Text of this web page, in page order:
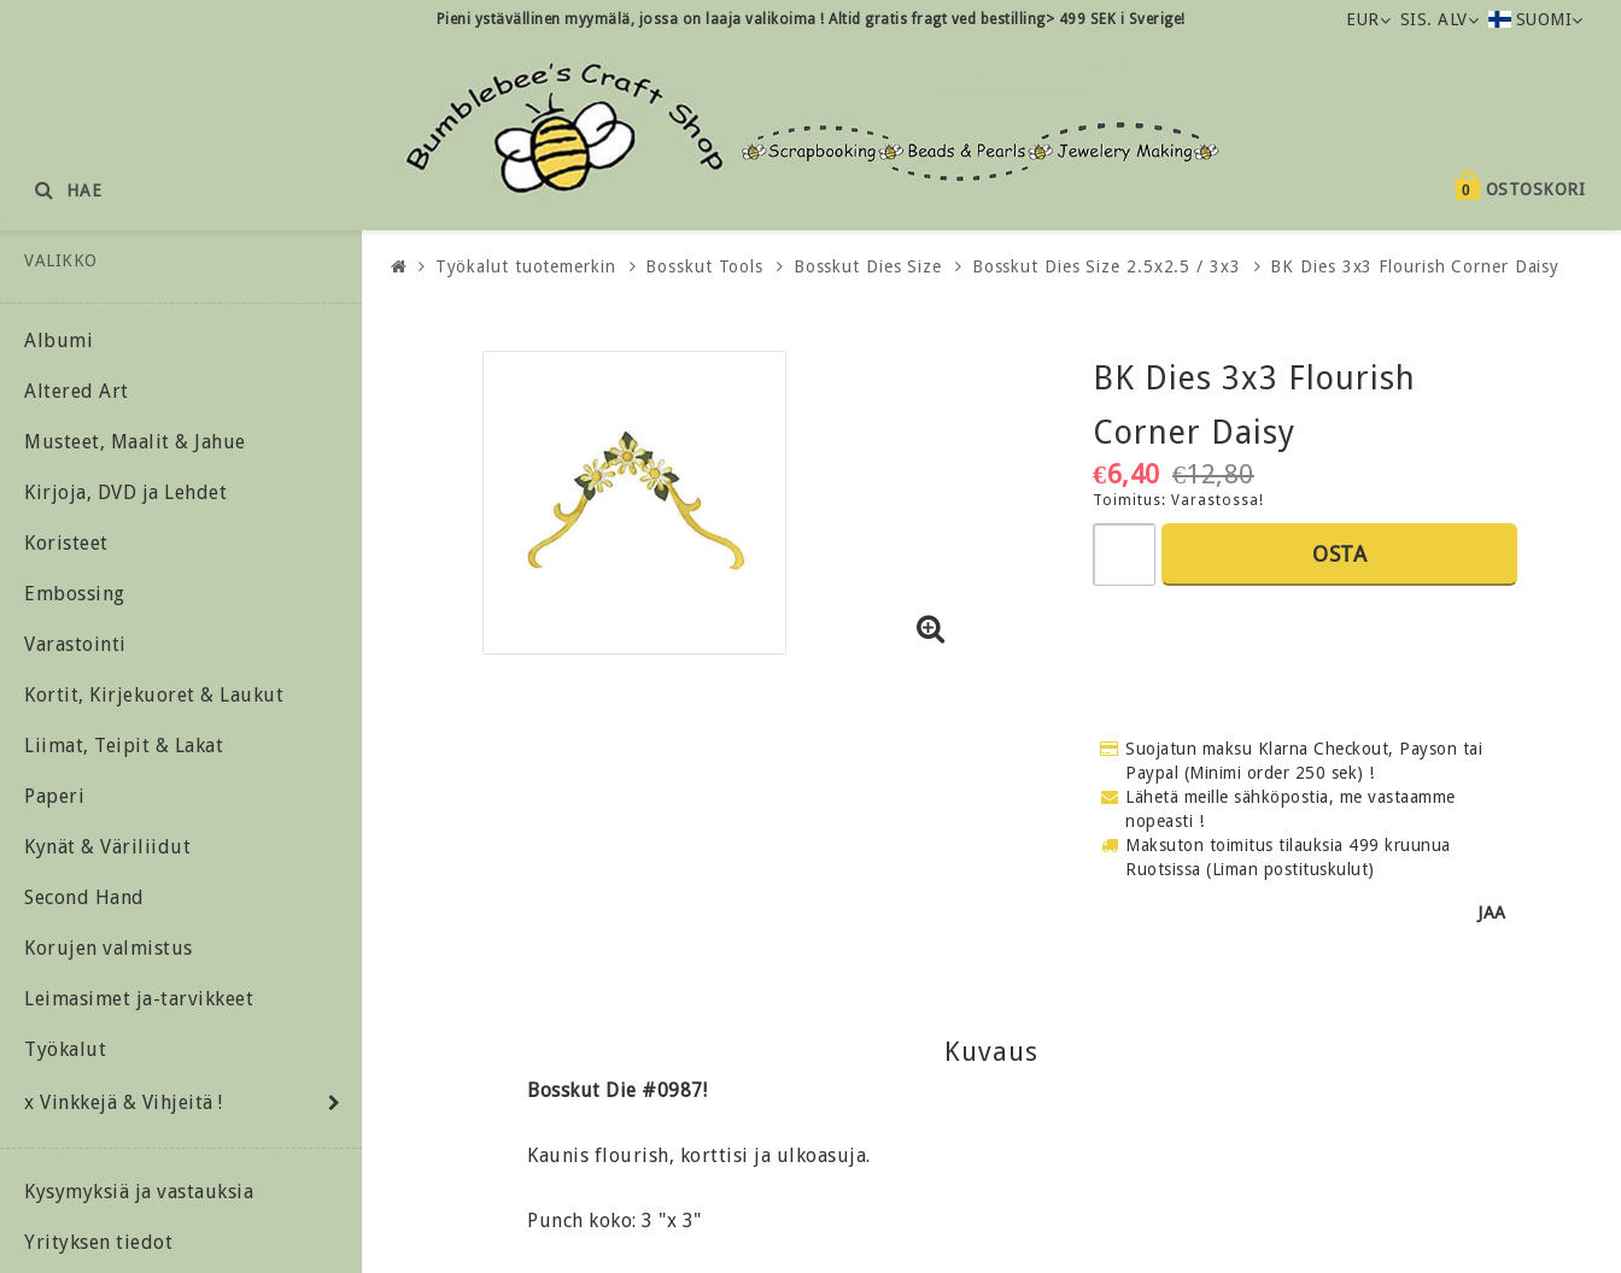
Pieni ystävällinen myymälä, jossa on laaja valikoima ! Altid gratis fragt ved bestilling> 499 SEK i Sverige! EUR SIS. ALV SUOMI
OSTOSKORI
0
HAE
VALIKKO
Albumi
Altered Art
Musteet, Maalit & Jahue
Kirjoja, DVD ja Lehdet
Koristeet
Embossing
Varastointi
Kortit, Kirjekuoret & Laukut
Liimat, Teipit & Lakat
Paperi
Kynät & Väriliidut
Second Hand
Korujen valmistus
Leimasimet ja-tarvikkeet
Työkalut
x Vinkkejä & Vihjeitä !
Kysymyksiä ja vastauksia
Yrityksen tiedot
Työkalut tuotemerkin Bosskut Tools Bosskut Dies Size Bosskut Dies Size 2.5x2.5 / 3x3 BK Dies 3x3 Flourish Corner Daisy
BK Dies 3x3 Flourish
Corner Daisy
€12,80
€6,40
Toimitus:Varastossa!
OSTA
Suojatun maksu Klarna Checkout, Payson tai
Paypal (Minimi order 250 sek) !
Lähetä meille sähköpostia, me vastaamme
nopeasti !
Maksuton toimitus tilauksia 499 kruunua
Ruotsissa (Liman postituskulut)
JAA
Kuvaus
Bosskut Die #0987!
Kaunis flourish, korttisi ja ulkoasuja.
Punch koko: 3 "x 3"